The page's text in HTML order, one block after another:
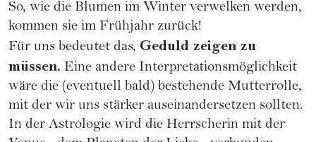
So, wie die Blumen im Winter verwelken werden,
kommen sie im Frühjahr zurück!
Für uns bedeutet das, Geduld zeigen zu
müssen. Eine andere Interpretationsmöglichkeit
wäre die (eventuell bald) bestehende Mutterrolle,
mit der wir uns stärker auseinandersetzen sollten.
In der Astrologie wird die Herrscherin mit der